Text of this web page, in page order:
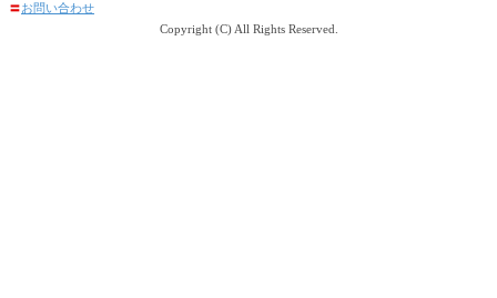
〓お問い合わせ
Copyright (C) All Rights Reserved.